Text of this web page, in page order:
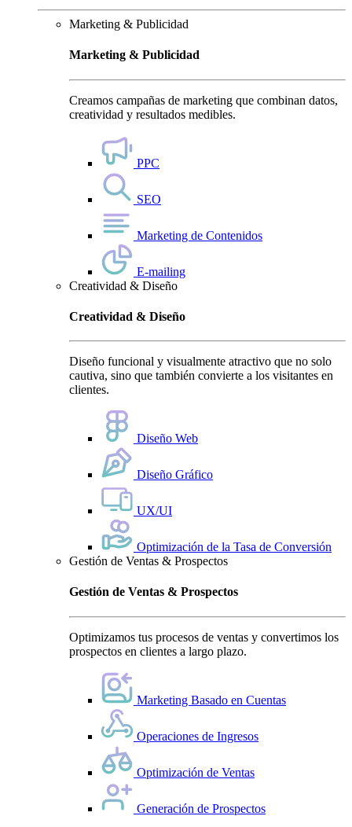
Marketing & Publicidad
Marketing & Publicidad
Creamos campañas de marketing que combinan datos,
creatividad y resultados medibles.
PPC
SEO
Marketing de Contenidos
E-mailing
Creatividad & Diseño
Creatividad & Diseño
Diseño funcional y visualmente atractivo que no solo
cautiva, sino que también convierte a los visitantes en
clientes.
Diseño Web
Diseño Gráfico
UX/UI
Optimización de la Tasa de Conversión
Gestión de Ventas & Prospectos
Gestión de Ventas & Prospectos
Optimizamos tus procesos de ventas y convertimos los
prospectos en clientes a largo plazo.
Marketing Basado en Cuentas
Operaciones de Ingresos
Optimización de Ventas
Generación de Prospectos